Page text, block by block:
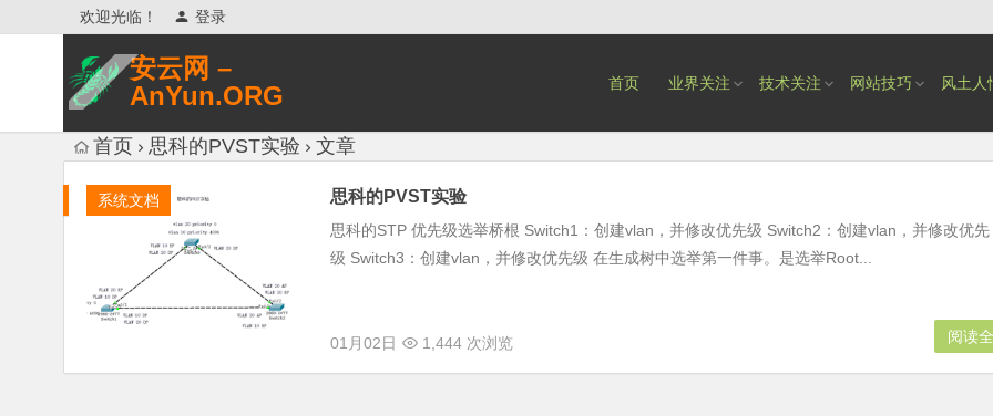
欢迎光临！ 登录
安云网 –
AnYun.ORG
网络安全研究、网络各种猎奇八卦。
首页 业界关注 技术关注 网站技巧 风土人
首页 思科的PVST实验 文章
系统文档 思科的PVST实验
思科的STP 优先级选举桥根 Switch1：创建vlan，并修改优先级 Switch2：创建vlan，并修改优先
级 Switch3：创建vlan，并修改优先级 在生成树中选举第一件事。是选举Root...
01月02日 1,444 次浏览 阅读